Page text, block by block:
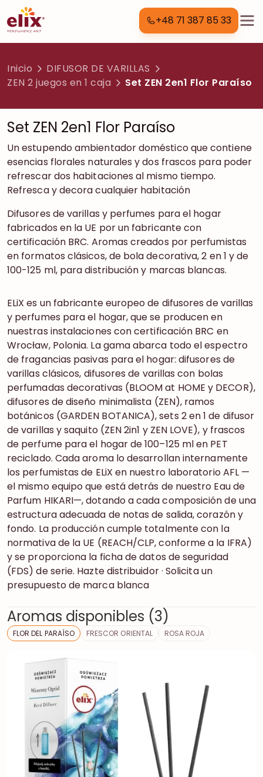
+48 71 387 85 33
Inicio
DIFUSOR DE VARILLAS
ZEN 2 juegos en 1 caja
Set ZEN 2en1 Flor Paraíso
Set ZEN 2en1 Flor Paraíso
Un estupendo ambientador doméstico que contiene
esencias florales naturales y dos frascos para poder
refrescar dos habitaciones al mismo tiempo.
Refresca y decora cualquier habitación
Difusores de varillas y perfumes para el hogar
fabricados en la UE por un fabricante con
certificación BRC. Aromas creados por perfumistas
en formatos clásicos, de bola decorativa, 2 en 1 y de
100-125 ml, para distribución y marcas blancas.
ELiX es un fabricante europeo de difusores de varillas
y perfumes para el hogar, que se producen en
nuestras instalaciones con certificación BRC en
Wrocław, Polonia. La gama abarca todo el espectro
de fragancias pasivas para el hogar: difusores de
varillas clásicos, difusores de varillas con bolas
perfumadas decorativas (BLOOM at HOME y DECOR),
difusores de diseño minimalista (ZEN), ramos
botánicos (GARDEN BOTANICA), sets 2 en 1 de difusor
de varillas y saquito (ZEN 2in1 y ZEN LOVE), y frascos
de perfume para el hogar de 100–125 ml en PET
reciclado. Cada aroma lo desarrollan internamente
los perfumistas de ELiX en nuestro laboratorio AFL —
el mismo equipo que está detrás de nuestro Eau de
Parfum HIKARI—, dotando a cada composición de una
estructura adecuada de notas de salida, corazón y
fondo. La producción cumple totalmente con la
normativa de la UE (REACH/CLP, conforme a la IFRA)
y se proporciona la ficha de datos de seguridad
(FDS) de serie. Hazte distribuidor · Solicita un
presupuesto de marca blanca
Aromas disponibles (3)
FLOR DEL PARAÍSO FRESCOR ORIENTAL ROSA ROJA